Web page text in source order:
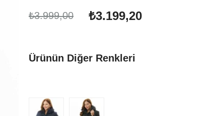
₺3.999,00 ₺3.199,20
Ürünün Diğer Renkleri